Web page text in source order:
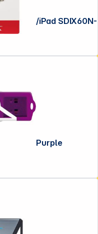
Vivid Edition Magic Purple
auf